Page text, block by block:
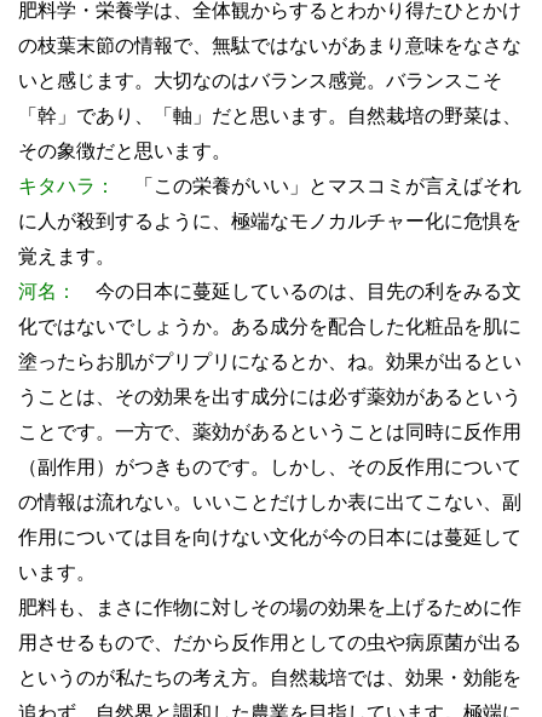
肥料学・栄養学は、全体観からするとわかり得たひとかけ
の枝葉末節の情報で、無駄ではないがあまり意味をなさな
いと感じます。大切なのはバランス感覚。バランスこそ
「幹」であり、「軸」だと思います。自然栽培の野菜は、
その象徴だと思います。
キタハラ：
「この栄養がいい」とマスコミが言えばそれ
に人が殺到するように、極端なモノカルチャー化に危惧を
覚えます。
河名：
今の日本に蔓延しているのは、目先の利をみる文
化ではないでしょうか。ある成分を配合した化粧品を肌に
塗ったらお肌がプリプリになるとか、ね。効果が出るとい
うことは、その効果を出す成分には必ず薬効があるという
ことです。一方で、薬効があるということは同時に反作用
（副作用）がつきものです。しかし、その反作用について
の情報は流れない。いいことだけしか表に出てこない、副
作用については目を向けない文化が今の日本には蔓延して
います。
肥料も、まさに作物に対しその場の効果を上げるために作
用させるもので、だから反作用としての虫や病原菌が出る
というのが私たちの考え方。自然栽培では、効果・効能を